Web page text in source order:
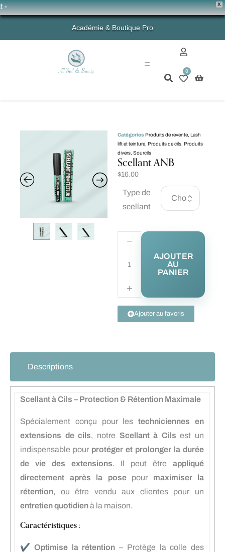
X
💗
Académie & Boutique Pro
0
Catégories Produits de revente Lash
lift et teinture Produits de cils Produits
divers Sourcils
Scellant ANB
$16.00
Type de
scellant
AJOUTER
AU
PANIER
Ajouter au favoris
Descriptions
Scellant à Cils – Protection & Rétention Maximale
Spécialement conçu pour lestechniciennes en
extensions de cils, notre Scellant à Cils est un
indispensable pour protéger et prolonger la durée
de vie des extensions. Il peut être appliqué
directement après la posepour maximiser la
rétention, ou être vendu aux clientes pour un
entretien quotidienà la maison.
Caractéristiques :
✔️ Optimise la rétention – Protège la colle des